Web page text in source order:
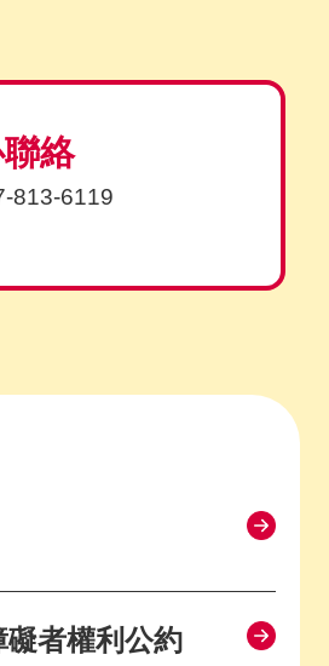
絡
813-6119
礙者權利公約